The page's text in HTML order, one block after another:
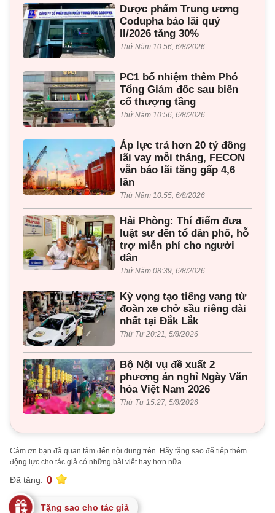
Dược phẩm Trung ương
Codupha báo lãi quý
II/2026 tăng 30%
Thứ Năm 10:56, 6/8/2026
PC1 bổ nhiệm thêm Phó
Tổng Giám đốc sau biến
cố thượng tầng
Thứ Năm 10:56, 6/8/2026
Áp lực trả hơn 20 tỷ đồng
lãi vay mỗi tháng, FECON
vẫn báo lãi tăng gấp 4,6
lần
Thứ Năm 10:55, 6/8/2026
Hải Phòng: Thí điểm đưa
luật sư đến tổ dân phố, hỗ
trợ miễn phí cho người
dân
Thứ Năm 08:39, 6/8/2026
Kỳ vọng tạo tiếng vang từ
đoàn xe chở sầu riêng dài
nhất tại Đắk Lắk
Thứ Tư 20:21, 5/8/2026
Bộ Nội vụ đề xuất 2
phương án nghỉ Ngày Văn
hóa Việt Nam 2026
Thứ Tư 15:27, 5/8/2026
Cảm ơn bạn đã quan tâm đến nội dung trên. Hãy tặng sao để tiếp thêm
động lực cho tác giả có những bài viết hay hơn nữa.
Đã tặng: 0
Tặng sao cho tác giả